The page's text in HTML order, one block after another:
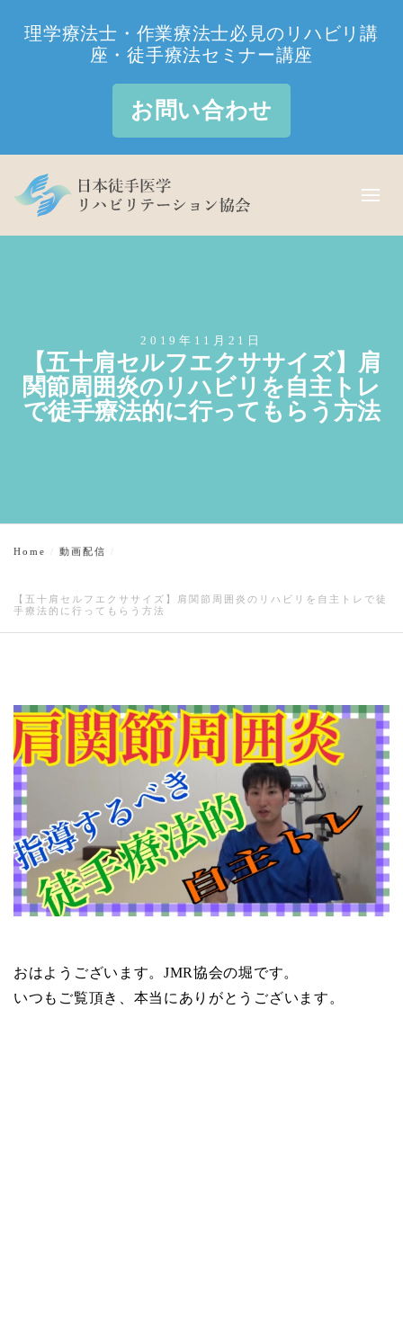
理学療法士・作業療法士必見のリハビリ講
座・徒手療法セミナー講座
お問い合わせ
2019年11月21日
【五十肩セルフエクササイズ】肩
関節周囲炎のリハビリを自主トレ
で徒手療法的に行ってもらう方法
Home 動画配信
【五十肩セルフエクササイズ】肩関節周囲炎のリハビリを自主トレで徒
手療法的に行ってもらう方法
おはようございます。JMR協会の堀です。
いつもご覧頂き、本当にありがとうございます。